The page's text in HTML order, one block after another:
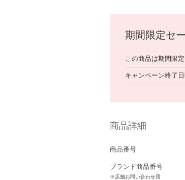
期間限定セ
この商品は期間限
キャンペーン終了
商品詳細
商品番号
ブランド商品番号
※店舗お問い合わせ用